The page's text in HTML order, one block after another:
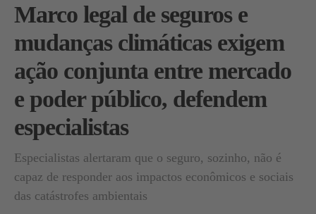
Marco legal de seguros e
mudanças climáticas exigem
ação conjunta entre mercado
e poder público, defendem
especialistas
Especialistas alertaram que o seguro, sozinho, não é
capaz de responder aos impactos econômicos e sociais
das catástrofes ambientais